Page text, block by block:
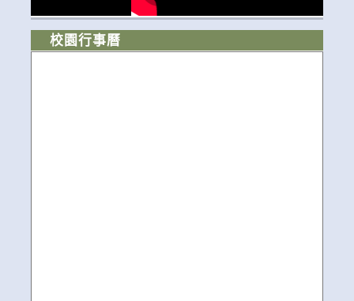
校園行事曆